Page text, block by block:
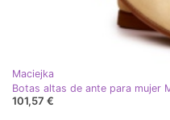
Maciejka
Botas altas de ante para mujer
101,57 €